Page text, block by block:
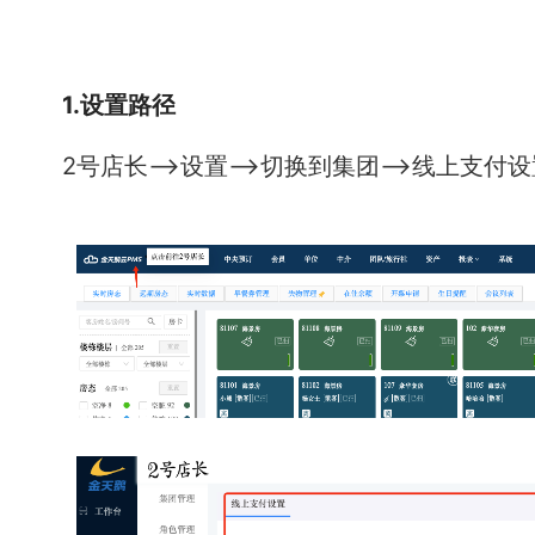
1.设置路径
2号店长—>设置—>切换到集团—>线上支付